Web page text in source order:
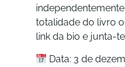
totalidade do livro
link da bio e junta-
Data: 3 de